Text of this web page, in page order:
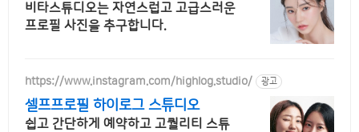
1:1 사진수정
비타스튜디오는 자연스럽고 고급스러운
프로필 사진을 추구합니다.
https://www.instagram.com/highlog.studio/ 광고
셀프프로필 하이로그 스튜디오
쉽고 간단하게 예약하고 고퀄리티 스튜